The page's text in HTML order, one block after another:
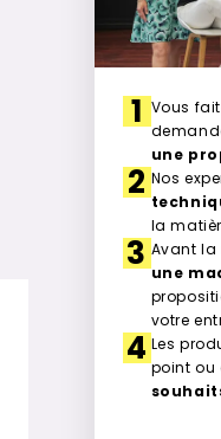
1 Vous
une
2 Nos
la
3 Avant la
une
votre
4 Les
point ou